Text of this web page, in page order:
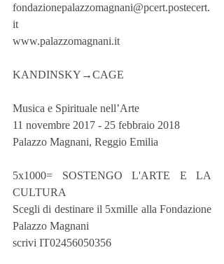
fondazionepalazzomagnani@pcert.postecert.
it
www.palazzomagnani.it
KANDINSKY→CAGE
Musica e Spirituale nell’Arte
11 novembre 2017 - 25 febbraio 2018
Palazzo Magnani, Reggio Emilia
5x1000= SOSTENGO L'ARTE E LA
CULTURA
Scegli di destinare il 5xmille alla Fondazione
Palazzo Magnani
scrivi IT02456050356